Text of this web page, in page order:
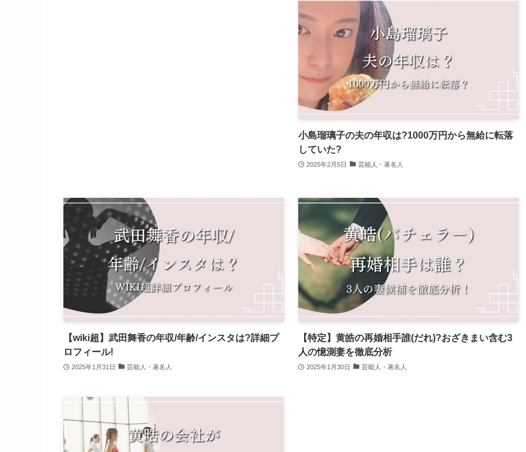
小島瑠璃子の夫の年収は?1000万円から無給に転落
していた?
2025年2月5日 芸能人・著名人
【wiki超】武田舞香の年収/年齢/インスタは?詳細プ
ロフィール!
2025年1月31日 芸能人・著名人
【特定】黄皓の再婚相手誰(だれ)?おざきまい含む3
人の憶測妻を徹底分析
2025年1月30日 芸能人・著名人